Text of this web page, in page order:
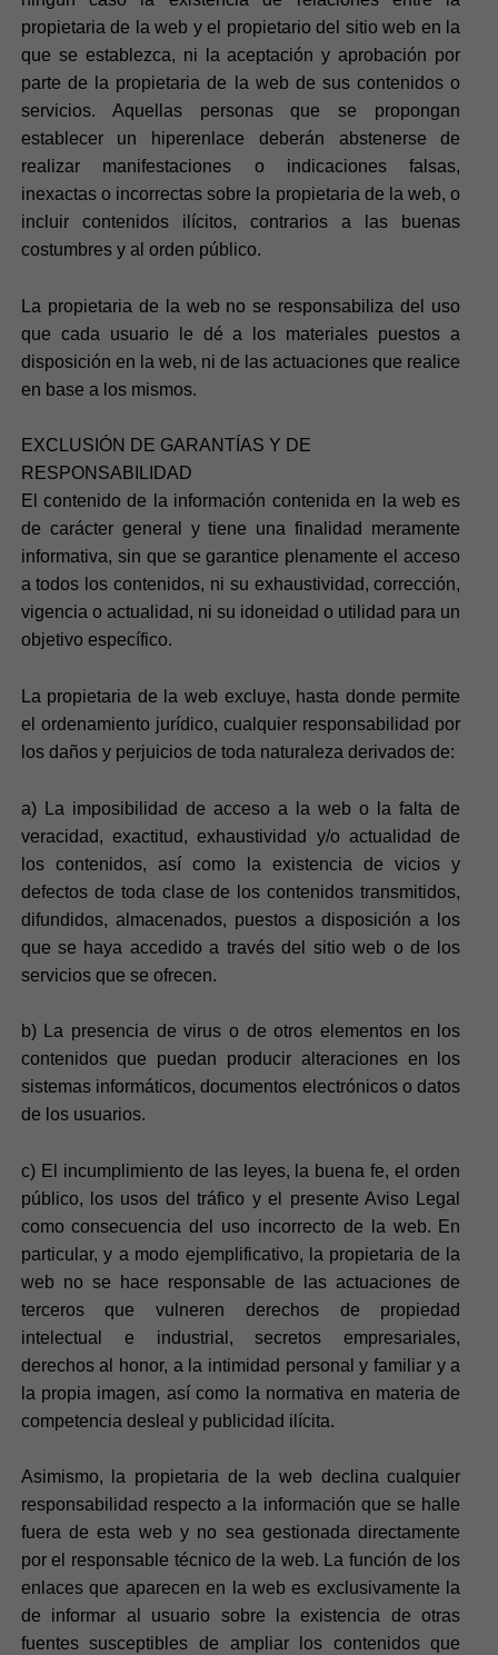
propietaria de la web y el propietario del sitio web en la
que se establezca, ni la aceptación y aprobación por
parte de la propietaria de la web de sus contenidos o
servicios. Aquellas personas que se propongan
establecer un hiperenlace deberán abstenerse de
realizar manifestaciones o indicaciones falsas,
inexactas o incorrectas sobre la propietaria de la web, o
incluir contenidos ilícitos, contrarios a las buenas
costumbres y al orden público.
La propietaria de la web no se responsabiliza del uso
que cada usuario le dé a los materiales puestos a
disposición en la web, ni de las actuaciones que realice
en base a los mismos.
EXCLUSIÓN DE GARANTÍAS Y DE
RESPONSABILIDAD
El contenido de la información contenida en la web es
de carácter general y tiene una finalidad meramente
informativa, sin que se garantice plenamente el acceso
a todos los contenidos, ni su exhaustividad, corrección,
vigencia o actualidad, ni su idoneidad o utilidad para un
objetivo específico.
La propietaria de la web excluye, hasta donde permite
el ordenamiento jurídico, cualquier responsabilidad por
los daños y perjuicios de toda naturaleza derivados de:
a) La imposibilidad de acceso a la web o la falta de
veracidad, exactitud, exhaustividad y/o actualidad de
los contenidos, así como la existencia de vicios y
defectos de toda clase de los contenidos transmitidos,
difundidos, almacenados, puestos a disposición a los
que se haya accedido a través del sitio web o de los
servicios que se ofrecen.
b) La presencia de virus o de otros elementos en los
contenidos que puedan producir alteraciones en los
sistemas informáticos, documentos electrónicos o datos
de los usuarios.
c) El incumplimiento de las leyes, la buena fe, el orden
público, los usos del tráfico y el presente Aviso Legal
como consecuencia del uso incorrecto de la web. En
particular, y a modo ejemplificativo, la propietaria de la
web no se hace responsable de las actuaciones de
terceros que vulneren derechos de propiedad
intelectual e industrial, secretos empresariales,
derechos al honor, a la intimidad personal y familiar y a
la propia imagen, así como la normativa en materia de
competencia desleal y publicidad ilícita.
Asimismo, la propietaria de la web declina cualquier
responsabilidad respecto a la información que se halle
fuera de esta web y no sea gestionada directamente
por el responsable técnico de la web. La función de los
enlaces que aparecen en la web es exclusivamente la
de informar al usuario sobre la existencia de otras
fuentes susceptibles de ampliar los contenidos que